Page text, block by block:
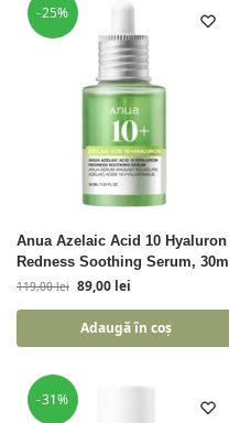
-25%
Anua Azelaic Acid 10 Hyaluron
Redness Soothing Serum, 30ml
119,00lei 89,00 lei
Adaugă în coș
-31%